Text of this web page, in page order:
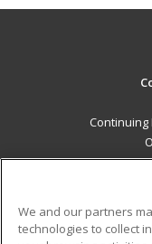
Continuing
We and our partners
technologies to collect